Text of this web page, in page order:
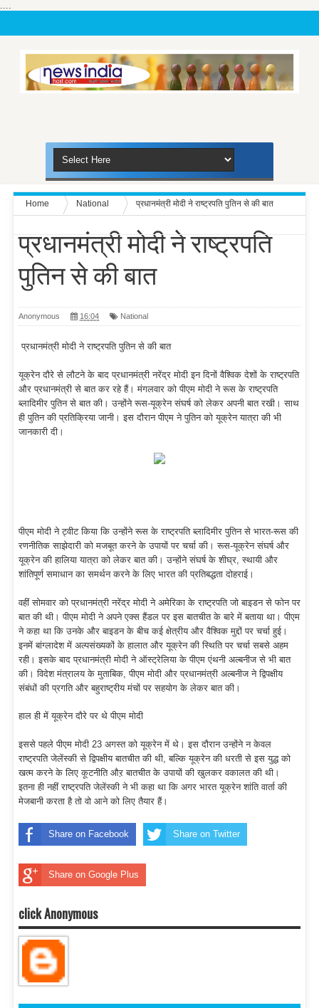
....
Home National प्रधानमंत्री मोदी ने राष्ट्रपति पुतिन से की बात
प्रधानमंत्री मोदी ने राष्ट्रपति
पुतिन से की बात
Anonymous 16:04 National
प्रधानमंत्री मोदी ने राष्ट्रपति पुतिन से की बात
यूक्रेन दौरे से लौटने के बाद प्रधानमंत्री नरेंद्र मोदी इन दिनों वैश्विक देशों के राष्ट्रपति
और प्रधानमंत्री से बात कर रहे हैं। मंगलवार को पीएम मोदी ने रूस के राष्ट्रपति
ब्लादिमीर पुतिन से बात की। उन्होंने रूस-यूक्रेन संघर्ष को लेकर अपनी बात रखी। साथ
ही पुतिन की प्रतिक्रिया जानी। इस दौरान पीएम ने पुतिन को यूक्रेन यात्रा की भी
जानकारी दी।
पीएम मोदी ने ट्वीट किया कि उन्होंने रूस के राष्ट्रपति ब्लादिमीर पुतिन से भारत-रूस की
रणनीतिक साझेदारी को मजबूत करने के उपायों पर चर्चा की। रूस-यूक्रेन संघर्ष और
यूक्रेन की हालिया यात्रा को लेकर बात की। उन्होंने संघर्ष के शीघ्र, स्थायी और
शांतिपूर्ण समाधान का समर्थन करने के लिए भारत की प्रतिबद्धता दोहराई।
वहीं सोमवार को प्रधानमंत्री नरेंद्र मोदी ने अमेरिका के राष्ट्रपति जो बाइडन से फोन पर
बात की थी। पीएम मोदी ने अपने एक्स हैंडल पर इस बातचीत के बारे में बताया था। पीएम
ने कहा था कि उनके और बाइडन के बीच कई क्षेत्रीय और वैश्विक मुद्दों पर चर्चा हुई।
इनमें बांग्लादेश में अल्पसंख्यकों के हालात और यूक्रेन की स्थिति पर चर्चा सबसे अहम
रही। इसके बाद प्रधानमंत्री मोदी ने ऑस्ट्रेलिया के पीएम एंथनी अल्बनीज से भी बात
की। विदेश मंत्रालय के मुताबिक, पीएम मोदी और प्रधानमंत्री अल्बनीज ने द्विपक्षीय
संबंधों की प्रगति और बहुराष्ट्रीय मंचों पर सहयोग के लेकर बात की।
हाल ही में यूक्रेन दौरे पर थे पीएम मोदी
इससे पहले पीएम मोदी 23 अगस्त को यूक्रेन में थे। इस दौरान उन्होंने न केवल
राष्ट्रपति जेलेंस्की से द्विपक्षीय बातचीत की थी, बल्कि यूक्रेन की धरती से इस युद्ध को
खत्म करने के लिए कूटनीति औऱ बातचीत के उपायों की खुलकर वकालत की थी।
इतना ही नहीं राष्ट्रपति जेलेंस्की ने भी कहा था कि अगर भारत यूक्रेन शांति वार्ता की
मेजबानी करता है तो वो आने को लिए तैयार हैं।
Share on Facebook Share on Twitter
Share on Google Plus
click Anonymous